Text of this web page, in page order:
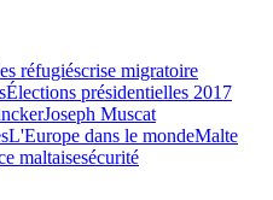
réfugiéscrise migratoire
Élections présidentielles 2017
Joseph Muscat
L'Europe dans le mondeMalte
maltaisesécurité